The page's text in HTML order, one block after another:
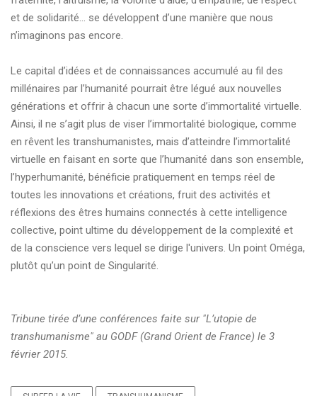
et de solidarité… se développent d’une manière que nous
n’imaginons pas encore.
Le capital d’idées et de connaissances accumulé au fil des
millénaires par l’humanité pourrait être légué aux nouvelles
générations et offrir à chacun une sorte d’immortalité virtuelle.
Ainsi, il ne s’agit plus de viser l’immortalité biologique, comme
en rêvent les transhumanistes, mais d’atteindre l’immortalité
virtuelle en faisant en sorte que l’humanité dans son ensemble,
l’hyperhumanité, bénéficie pratiquement en temps réel de
toutes les innovations et créations, fruit des activités et
réflexions des êtres humains connectés à cette intelligence
collective, point ultime du développement de la complexité et
de la conscience vers lequel se dirige l'univers. Un point Oméga,
plutôt qu’un point de Singularité.
Tribune tirée d’une conférences faite sur "L’utopie de
transhumanisme" au GODF (Grand Orient de France) le 3
février 2015.